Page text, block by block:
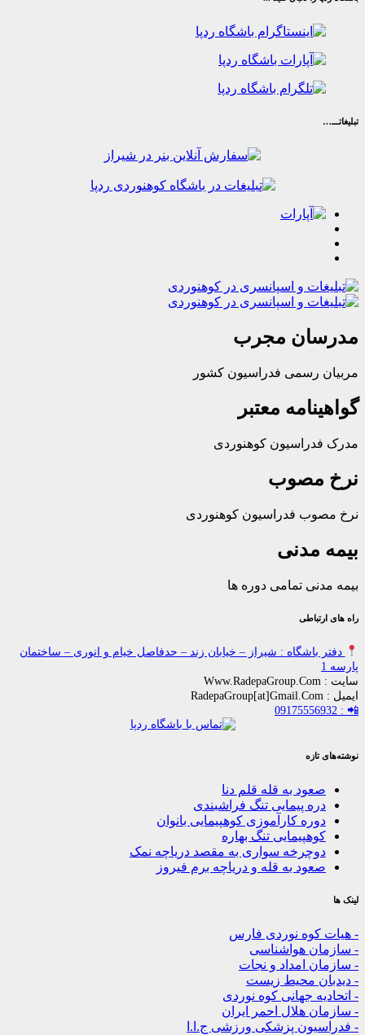
مجرب
رسمی فدراسیون کشور
معتبر
کوهنوردی
فدراسیون کوهنوردی
تمامی دوره ها
: شیراز – خیابان زند – حدفاصل خیام و انوری – ساختمان
به قله قلم دنا
پیمایی تنگ فراشبندی
کارآموزی کوهپیمایی بانوان
تنگ بهاره
سواری به مقصد دریاچه نمک
به قله و دریاچه برم فیروز
نوردی فارس
هواشناسی
امداد و نجات
محیط زیست
جهانی کوه نوردی
هلال احمر ایران
پزشکی ورزشی ج.ا.ا